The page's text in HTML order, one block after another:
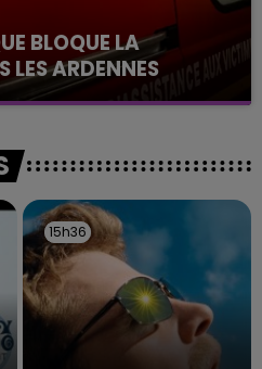
BLOQUE LA
ARDENNES
déclaré ce mercredi en
15h36
15h36